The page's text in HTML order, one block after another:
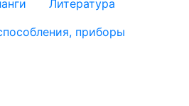
Литература
приборы